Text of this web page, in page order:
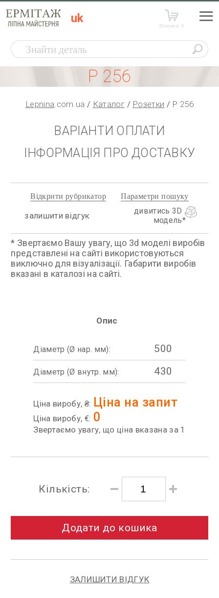
uk
Покупки:0
Р 256
Lepnina.com.ua Каталог Розетки Р 256
ВАРІАНТИ ОПЛАТИ
ІНФОРМАЦІЯ ПРО ДОСТАВКУ
залишити відгук
дивитись 3D
модель
Відкрити рубрикатор Параметри пошуку
* Звертаємо Вашу увагу, що 3d моделі виробів
представлені на сайті використовуються
виключно для візуалізації. Габарити виробів
вказані в каталозі на сайті.
Опис
Діаметр (Ø нар. мм): 500
Діаметр (Ø внутр. мм): 430
Ціна виробу, ₴: Ціна на запит
Ціна виробу, €: 0
Звертаємо увагу, що ціна вказана за 1
Кількість:
Додати до кошика
ЗАЛИШИТИ ВІДГУК